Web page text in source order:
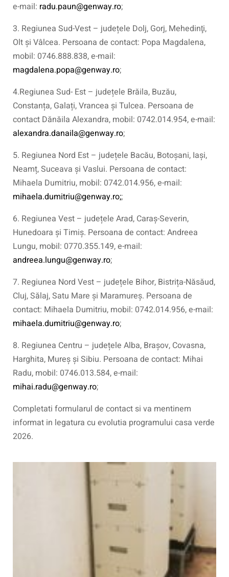
e-mail: radu.paun@genway.ro;
3. Regiunea Sud-Vest – județele Dolj, Gorj, Mehedinţi,
Olt și Vâlcea. Persoana de contact: Popa Magdalena,
mobil: 0746.888.838, e-mail:
magdalena.popa@genway.ro;
4.Regiunea Sud- Est – județele Brăila, Buzău,
Constanța, Galați, Vrancea și Tulcea. Persoana de
contact Dănăila Alexandra, mobil: 0742.014.954, e-mail:
alexandra.danaila@genway.ro;
5. Regiunea Nord Est – județele Bacău, Botoșani, Iași,
Neamț, Suceava și Vaslui. Persoana de contact:
Mihaela Dumitriu, mobil: 0742.014.956, e-mail:
mihaela.dumitriu@genway.ro;;
6. Regiunea Vest – județele Arad, Caraș-Severin,
Hunedoara și Timiș. Persoana de contact: Andreea
Lungu, mobil: 0770.355.149, e-mail:
andreea.lungu@genway.ro;
7. Regiunea Nord Vest – județele Bihor, Bistrița-Năsăud,
Cluj, Sălaj, Satu Mare și Maramureș. Persoana de
contact: Mihaela Dumitriu, mobil: 0742.014.956, e-mail:
mihaela.dumitriu@genway.ro;
8. Regiunea Centru – județele Alba, Brașov, Covasna,
Harghita, Mureș și Sibiu. Persoana de contact: Mihai
Radu, mobil: 0746.013.584, e-mail:
mihai.radu@genway.ro;
Completati formularul de contact si va mentinem
informat in legatura cu evolutia programului casa verde
2026.